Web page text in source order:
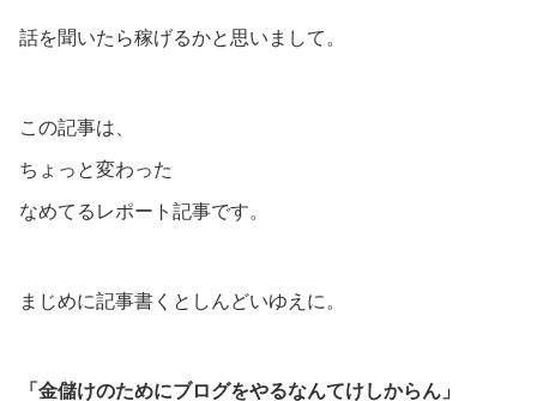
話を聞いたら稼げるかと思いまして。
この記事は、
ちょっと変わった
なめてるレポート記事です。
まじめに記事書くとしんどいゆえに。
「金儲けのためにブログをやるなんてけしからん」